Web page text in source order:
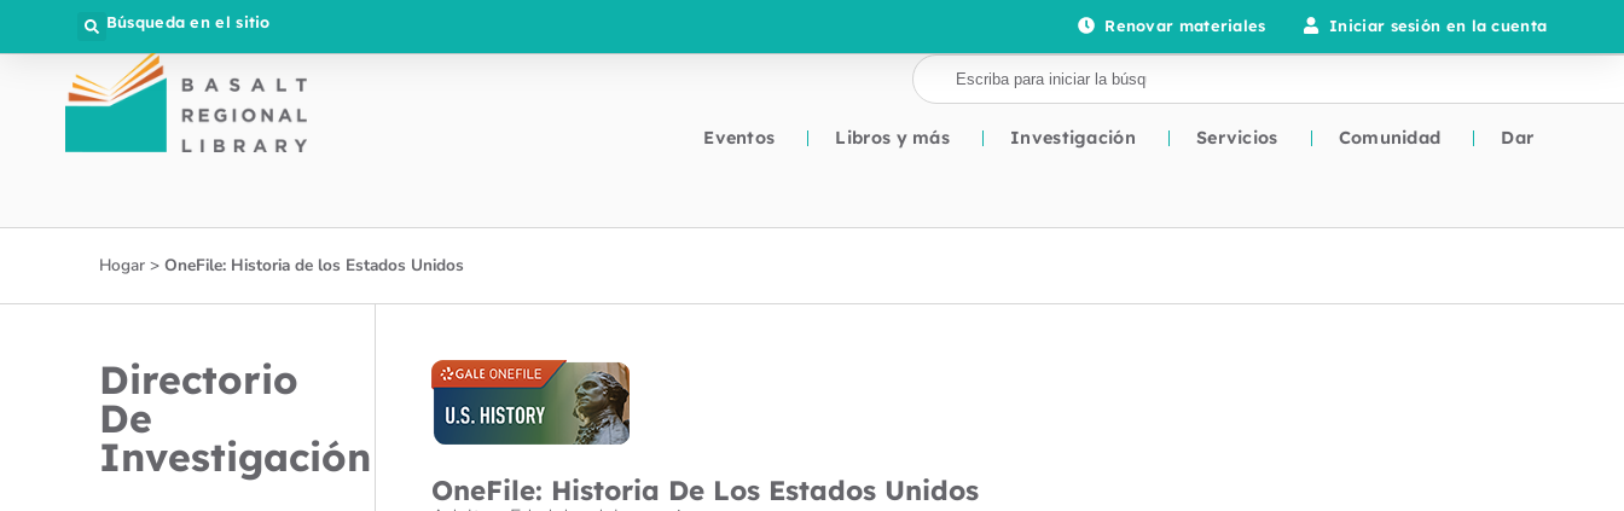
Búsqueda en el sitio Renovar materiales Iniciar sesión en la cuenta
Eventos Libros y más Investigación Servicios Comunidad Dar
Hogar > OneFile: Historia de los Estados Unidos
Directorio
De
Investigación
OneFile: Historia De Los Estados Unidos